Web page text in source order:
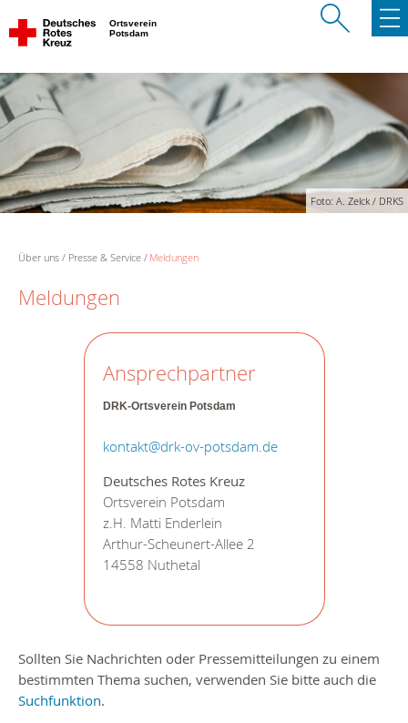
Ortsverein
Potsdam
Foto: A. Zelck / DRKS
Über uns Presse & Service Meldungen
Meldungen
Ansprechpartner
DRK-Ortsverein Potsdam
kontakt@drk-ov-potsdam.de
Deutsches Rotes Kreuz
Ortsverein Potsdam
z.H. Matti Enderlein
Arthur-Scheunert-Allee 2
14558 Nuthetal
Sollten Sie Nachrichten oder Pressemitteilungen zu einem
bestimmten Thema suchen, verwenden Sie bitte auch die
Suchfunktion.